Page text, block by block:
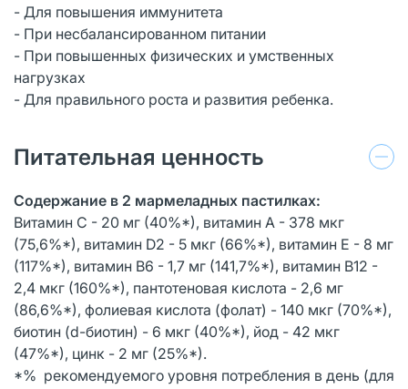
- Для повышения иммунитета
- При несбалансированном питании
- При повышенных физических и умственных
нагрузках
- Для правильного роста и развития ребенка.
Питательная ценность
Содержание в 2 мармеладных пастилках:
Витамин С - 20 мг (40%*), витамин А - 378 мкг
(75,6%*), витамин D2 - 5 мкг (66%*), витамин E - 8 мг
(117%*), витамин В6 - 1,7 мг (141,7%*), витамин В12 -
2,4 мкг (160%*), пантотеновая кислота - 2,6 мг
(86,6%*), фолиевая кислота (фолат) - 140 мкг (70%*),
биотин (d-биотин) - 6 мкг (40%*), йод - 42 мкг
(47%*), цинк - 2 мг (25%*).
*% рекомендуемого уровня потребления в день (для